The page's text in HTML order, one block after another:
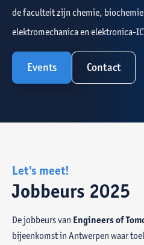
de faculteit zijn chemie,
elektromechanica en elektronica-
Events Contact
Let's meet!
Jobbeurs 2025
De jobbeurs van Engineers of
bijeenkomst in Antwerpen waar